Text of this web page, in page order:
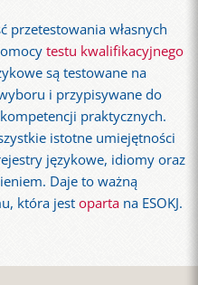
przetestowania własnych
testu kwalifikacyjnego
są testowane na
i przypisywane do
praktycznych.
istotne umiejętności
językowe, idiomy oraz
Daje to ważną
która jestoparta na ESOKJ.